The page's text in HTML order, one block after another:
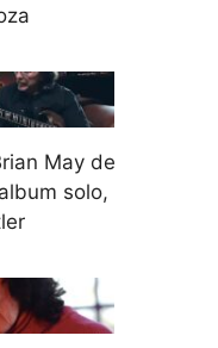
May de
solo,